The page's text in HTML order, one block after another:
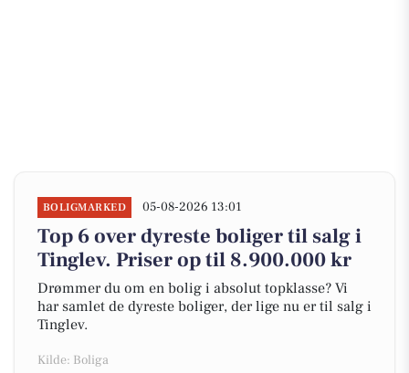
BOLIGMARKED 05-08-2026 13:01
Top 6 over dyreste boliger til salg i
Tinglev. Priser op til 8.900.000 kr
Drømmer du om en bolig i absolut topklasse? Vi
har samlet de dyreste boliger, der lige nu er til salg i
Tinglev.
Kilde: Boliga